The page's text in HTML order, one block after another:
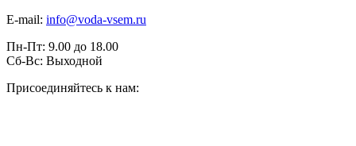
E-mail: info@voda-vsem.ru
Пн-Пт: 9.00 до 18.00
Сб-Вс: Выходной
Присоединяйтесь к нам: